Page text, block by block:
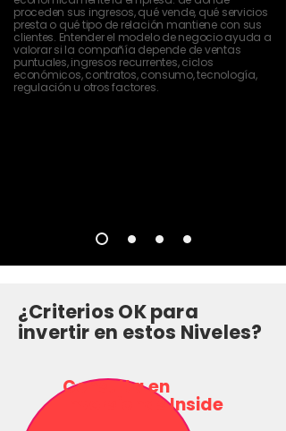
proceden sus ingresos, qué vende, qué servicios
presta o qué tipo de relación mantiene con sus
clientes. Entender el modelo de negocio ayuda a
valorar si la compañía depende de ventas
puntuales, ingresos recurrentes, ciclos
económicos, contratos, consumo, tecnología,
regulación u otros factores.
¿Criterios OK para
invertir en estos Niveles?
Consulta en
Inversionas Inside